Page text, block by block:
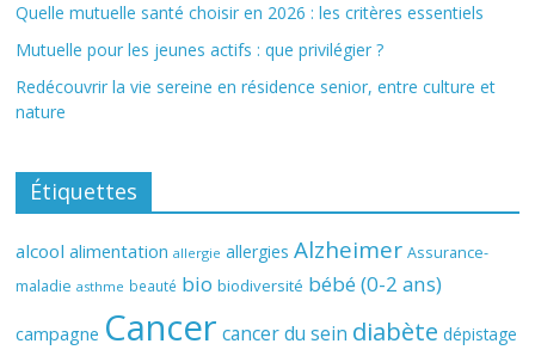
Quelle mutuelle santé choisir en 2026 : les critères essentiels
Mutuelle pour les jeunes actifs : que privilégier ?
Redécouvrir la vie sereine en résidence senior, entre culture et
nature
Étiquettes
alcool alimentation allergie allergies Alzheimer Assurance-
maladie asthme beauté bio biodiversité bébé (0-2 ans)
campagne Cancer cancer du sein diabète dépistage